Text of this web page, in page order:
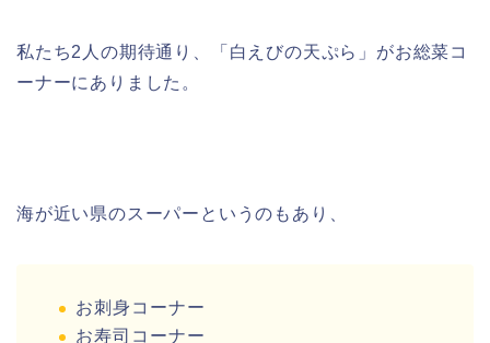
私たち2人の期待通り、「白えびの天ぷら」がお総菜コ
ーナーにありました。
海が近い県のスーパーというのもあり、
お刺身コーナー
お寿司コーナー